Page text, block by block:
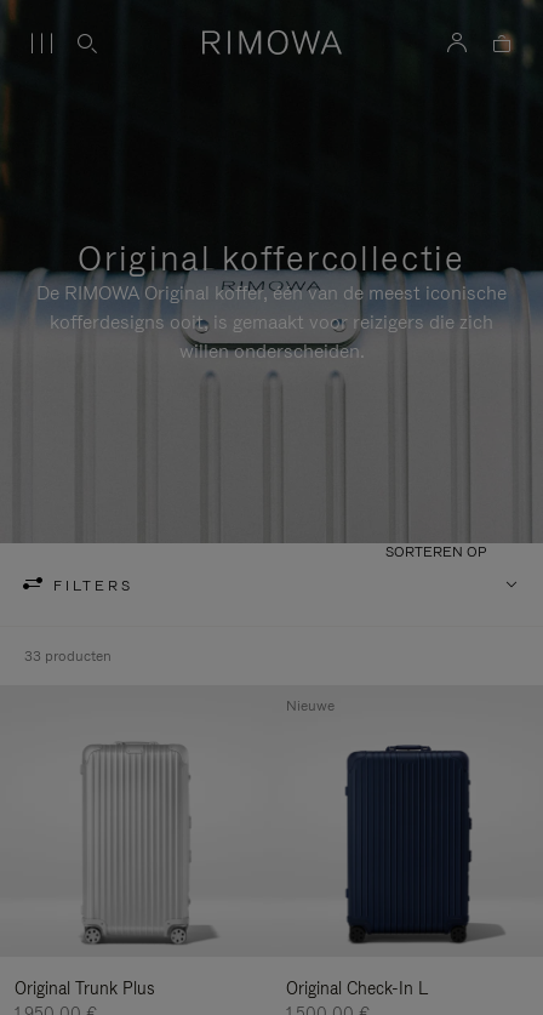
Original koffercollectie
De RIMOWA Original koffer, één van de meest iconische
kofferdesigns ooit, is gemaakt voor reizigers die zich
willen onderscheiden.
FILTERS
SORTEREN OP
33 producten
Original Trunk Plus
Original Check-In L
Nieuwe